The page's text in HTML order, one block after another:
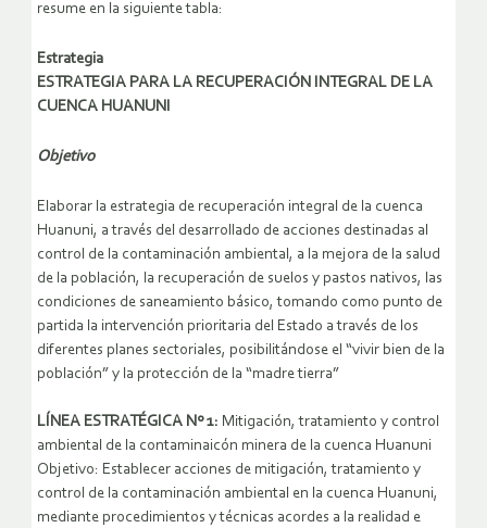
resume en la siguiente tabla:
Estrategia
ESTRATEGIA PARA LA RECUPERACIÓN INTEGRAL DE LA
CUENCA HUANUNI
Objetivo
Elaborar la estrategia de recuperación integral de la cuenca
Huanuni, a través del desarrollado de acciones destinadas al
control de la contaminación ambiental, a la mejora de la salud
de la población, la recuperación de suelos y pastos nativos, las
condiciones de saneamiento básico, tomando como punto de
partida la intervención prioritaria del Estado a través de los
diferentes planes sectoriales, posibilitándose el “vivir bien de la
población” y la protección de la “madre tierra”
LÍNEA ESTRATÉGICA Nº 1: Mitigación, tratamiento y control
ambiental de la contaminaicón minera de la cuenca Huanuni
Objetivo: Establecer acciones de mitigación, tratamiento y
control de la contaminación ambiental en la cuenca Huanuni,
mediante procedimientos y técnicas acordes a la realidad e